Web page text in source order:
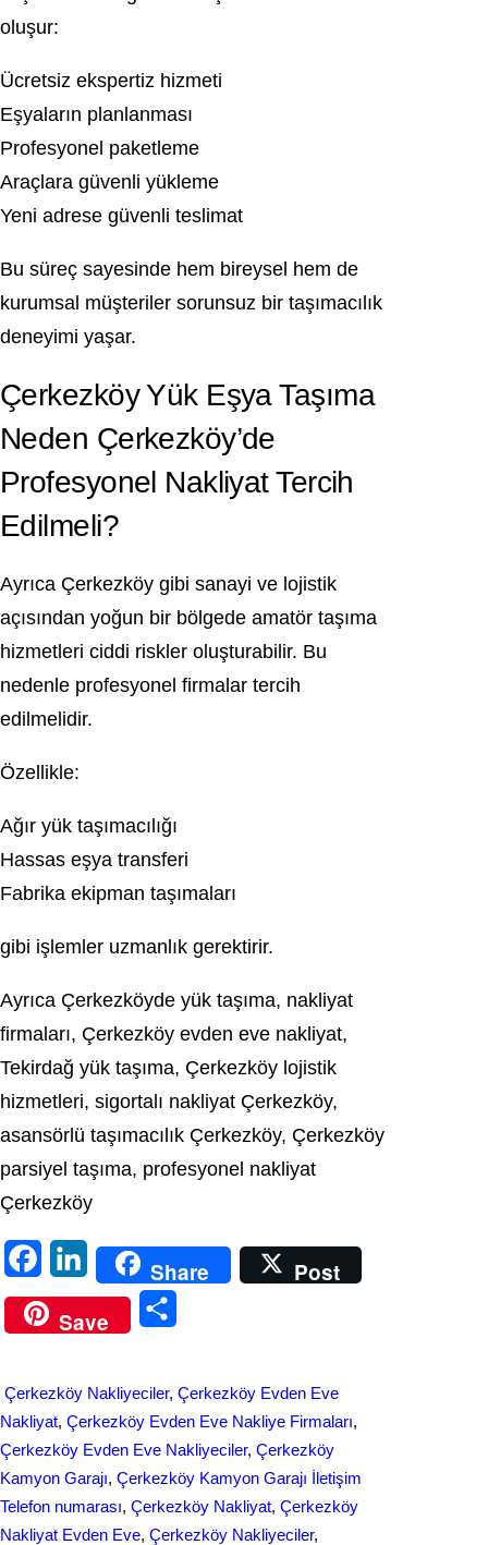
oluşur:
Ücretsiz ekspertiz hizmeti
Eşyaların planlanması
Profesyonel paketleme
Araçlara güvenli yükleme
Yeni adrese güvenli teslimat
Bu süreç sayesinde hem bireysel hem de
kurumsal müşteriler sorunsuz bir taşımacılık
deneyimi yaşar.
Çerkezköy Yük Eşya Taşıma
Neden Çerkezköy’de
Profesyonel Nakliyat Tercih
Edilmeli?
Ayrıca Çerkezköy gibi sanayi ve lojistik
açısından yoğun bir bölgede amatör taşıma
hizmetleri ciddi riskler oluşturabilir. Bu
nedenle profesyonel firmalar tercih
edilmelidir.
Özellikle:
Ağır yük taşımacılığı
Hassas eşya transferi
Fabrika ekipman taşımaları
gibi işlemler uzmanlık gerektirir.
Ayrıca Çerkezköyde yük taşıma, nakliyat
firmaları, Çerkezköy evden eve nakliyat,
Tekirdağ yük taşıma, Çerkezköy lojistik
hizmetleri, sigortalı nakliyat Çerkezköy,
asansörlü taşımacılık Çerkezköy, Çerkezköy
parsiyel taşıma, profesyonel nakliyat
Çerkezköy
a
c
o
o
k
i
n
d
I
n
Share
Post
Save
r
e
Çerkezköy Nakliyeciler, Çerkezköy Evden Eve
Nakliyat, Çerkezköy Evden Eve Nakliye Firmaları
Çerkezköy Evden Eve Nakliyeciler, Çerkezköy
Kamyon Garajı, Çerkezköy Kamyon Garajı İletişim
Telefon numarası, Çerkezköy Nakliyat, Çerkezköy
Nakliyat Evden Eve, Çerkezköy Nakliyeciler